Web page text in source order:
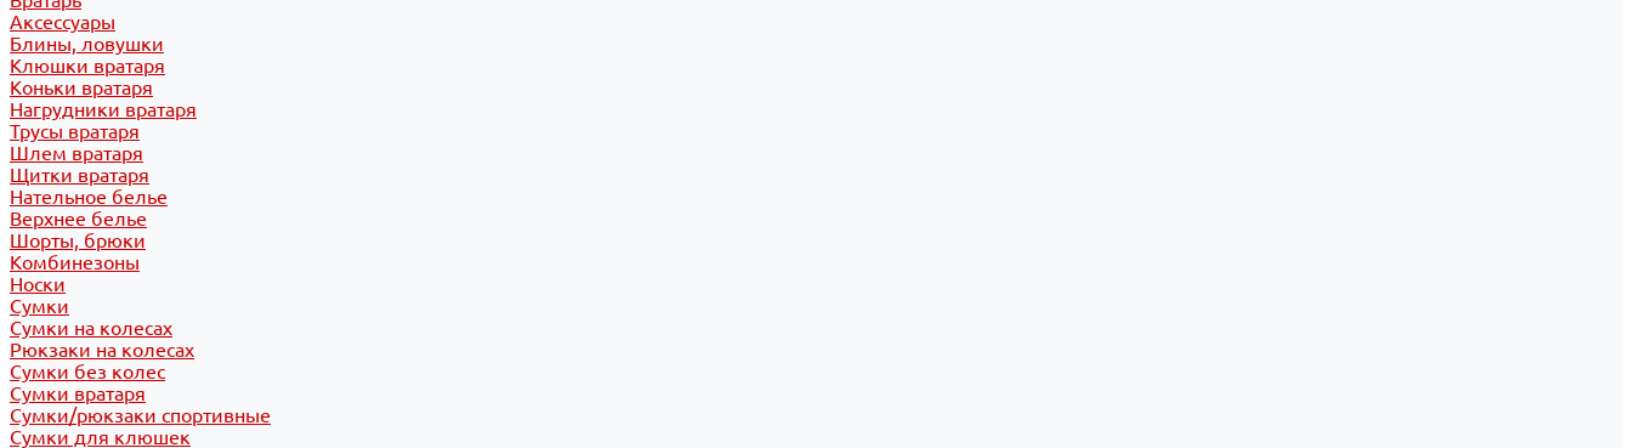
Аксессуары
Блины, ловушки
Клюшки вратаря
Коньки вратаря
Нагрудники вратаря
Трусы вратаря
Шлем вратаря
Щитки вратаря
Нательное белье
Верхнее белье
Шорты, брюки
Комбинезоны
Носки
Сумки
Сумки на колесах
Рюкзаки на колесах
Сумки без колес
Сумки вратаря
Сумки/рюкзаки спортивные
Сумки для клюшек